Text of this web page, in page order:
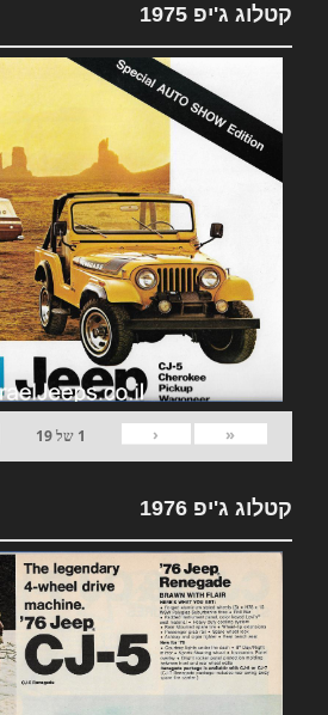
קטלוג ג'יפ 1975
«
‹
1 של19
קטלוג ג'יפ 1976